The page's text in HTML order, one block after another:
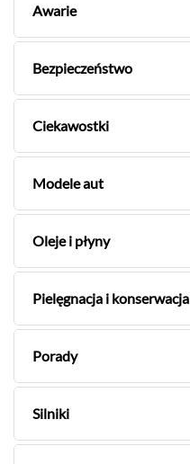
Awarie
Bezpieczeństwo
Ciekawostki
Modele aut
Oleje i płyny
Pielęgnacja i konserwacja
Porady
Silniki